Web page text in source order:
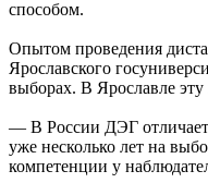
способом.
Опытом проведения
Ярославского
выборах. В Ярославле
— В России ДЭГ
уже несколько лет на
компетенции у